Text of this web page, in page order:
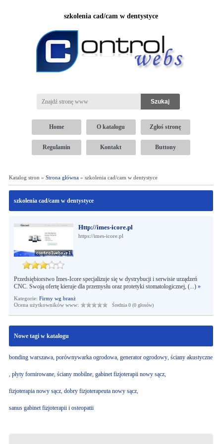
szkolenia cad/cam w dentystyce
Home O katalogu Zgłoś stronę
Regulamin Kontakt Buttony
Katalog stron » Strona główna» szkolenia cad/cam w dentystyce
szkolenia cad/cam w dentystyce
Http://imes-icore.pl
https://imes-icore.pl
Przedsiębiorstwo Imes-Icore specjalizuje się w dystrybucji i serwisie urządzeń
CNC. Swoją ofertę kieruje dla przemysłu oraz protetyki stomatologicznej, (...) »
Kategorie: Firmy wg branż
Ocena użytkowników www:
Średnia 0 (0 głosów)
Nowe tagi w katalogu
bonding warszawa, porównywarka ogrodowa, generator ogrodowy, ściany akustyczne
, płyty fornirowane, ściany mobilne, gabinet fizjoterapii nowy sącz,
fizjoterapia nowy sącz, dobry fizjoterapeuta nowy sącz,
sanus gabinet fizjoterapii i osteopatii